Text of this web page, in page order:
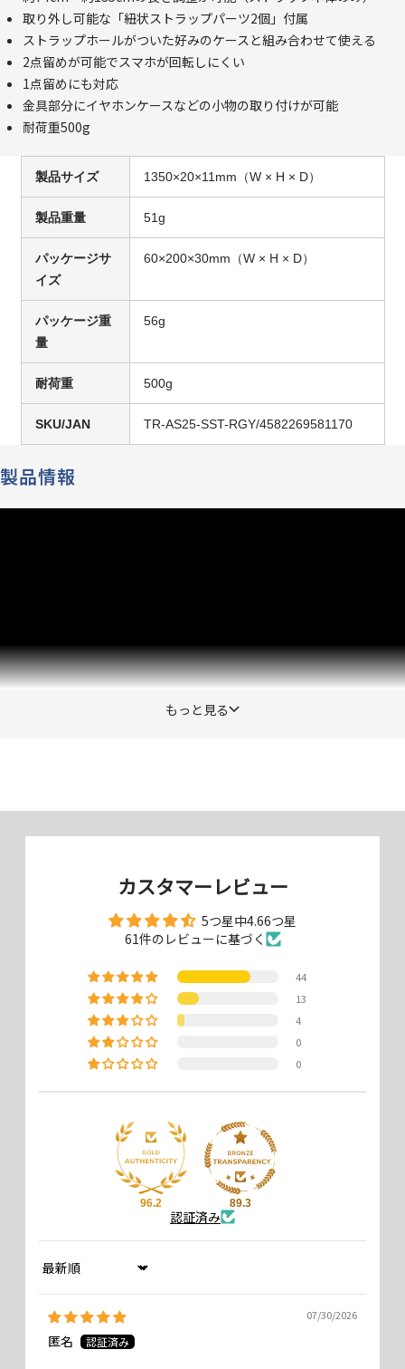
取り外し可能な「紐状ストラップパーツ2個」付属
ストラップホールがついた好みのケースと組み合わせて使える
2点留めが可能でスマホが回転しにくい
1点留めにも対応
金具部分にイヤホンケースなどの小物の取り付けが可能
耐荷重500g
製品サイズ 1350×20×11mm（W × H × D）
製品重量 51g
パッケージサ
イズ
60×200×30mm（W × H × D）
パッケージ重
量
56g
耐荷重 500g
SKU/JAN TR-AS25-SST-RGY/4582269581170
製品情報
「こんなストラップが欲しい」その
声が形になったスマホショルダース
トラップが素材違いで新登場！
ショルダーストラップとしても、ネックストラップとしても使えるサイ
ズ調整可能な2WAYストラップです。 ぬふぬふ氏と協同企画で製品化し
たストラップが、主要機能をそのままに、素材を新たに改良。当ECサ
イトに加え、全国の家電量販店でもお求めいただけるようになりまし
もっと見る
カスタマーレビュー
5つ星中4.66つ星
61件のレビューに基づく
44
13
4
0
0
96.2 89.3
認証済み
Sort by
07/30/2026
匿名